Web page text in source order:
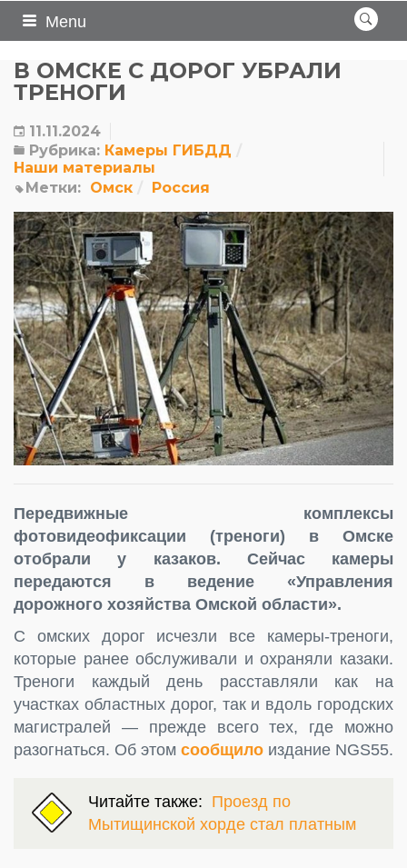
Menu
В ОМСКЕ С ДОРОГ УБРАЛИ
ТРЕНОГИ
11.11.2024
Рубрика: Камеры ГИБДД
Наши материалы
Метки: Омск Россия
Передвижные комплексы
фотовидеофиксации (треноги) в Омске
отобрали у казаков. Сейчас камеры
передаются в ведение «Управления
дорожного хозяйства Омской области».
С омских дорог исчезли все камеры-треноги,
которые ранее обслуживали и охраняли казаки.
Треноги каждый день расставляли как на
участках областных дорог, так и вдоль городских
магистралей — прежде всего тех, где можно
разогнаться. Об этом сообщило издание NGS55.
Читайте также: Проезд по
Мытищинской хорде стал платным